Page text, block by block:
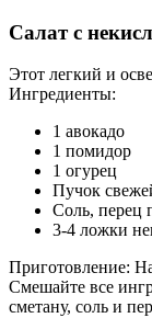
Салат с
Этот легкий и
Ингредиенты:
1 авокадо
1 помидор
1 огурец
Пучок
Соль, перец
3-4 ложки
Приготовление:
Смешайте все
сметану, соль и